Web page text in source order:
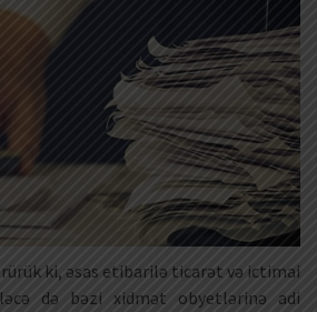
ki, əsas etibarilə ticarət və ictimai
də bəzi xidmət obyetlərinə adi